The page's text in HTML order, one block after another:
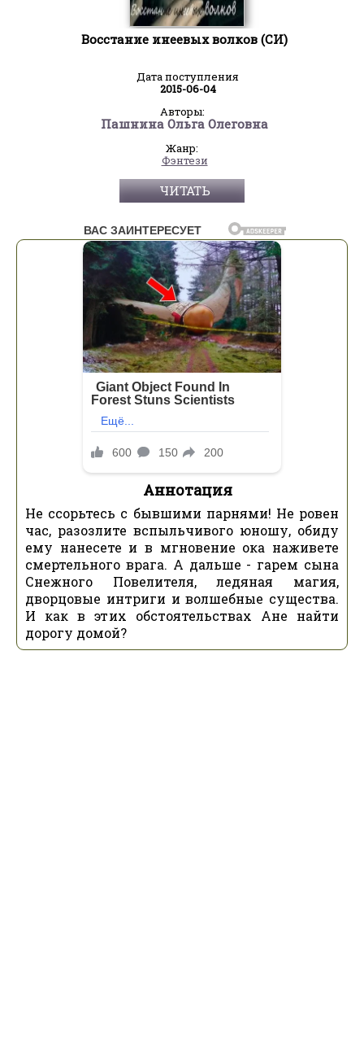
Восстание инеевых волков (СИ)
Дата поступления
2015-06-04
Авторы:
Пашнина Ольга Олеговна
Жанр:
Фэнтези
ЧИТАТЬ
Аннотация
Не ссорьтесь с бывшими парнями! Не ровен
час, разозлите вспыльчивого юношу, обиду
ему нанесете и в мгновение ока наживете
смертельного врага. А дальше - гарем сына
Снежного Повелителя, ледяная магия,
дворцовые интриги и волшебные существа.
И как в этих обстоятельствах Ане найти
дорогу домой?